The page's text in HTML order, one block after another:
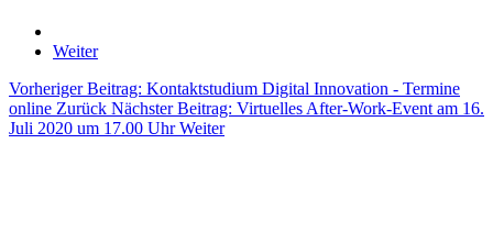
Weiter
Vorheriger Beitrag: Kontaktstudium Digital Innovation - Termine
online Zurück Nächster Beitrag: Virtuelles After-Work-Event am 16.
Juli 2020 um 17.00 UhrWeiter